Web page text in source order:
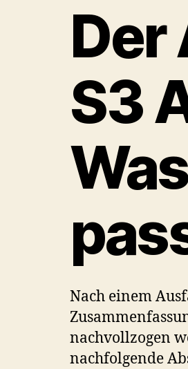
Der
S3
Nach einem
nachvollzogen
nachfolgende